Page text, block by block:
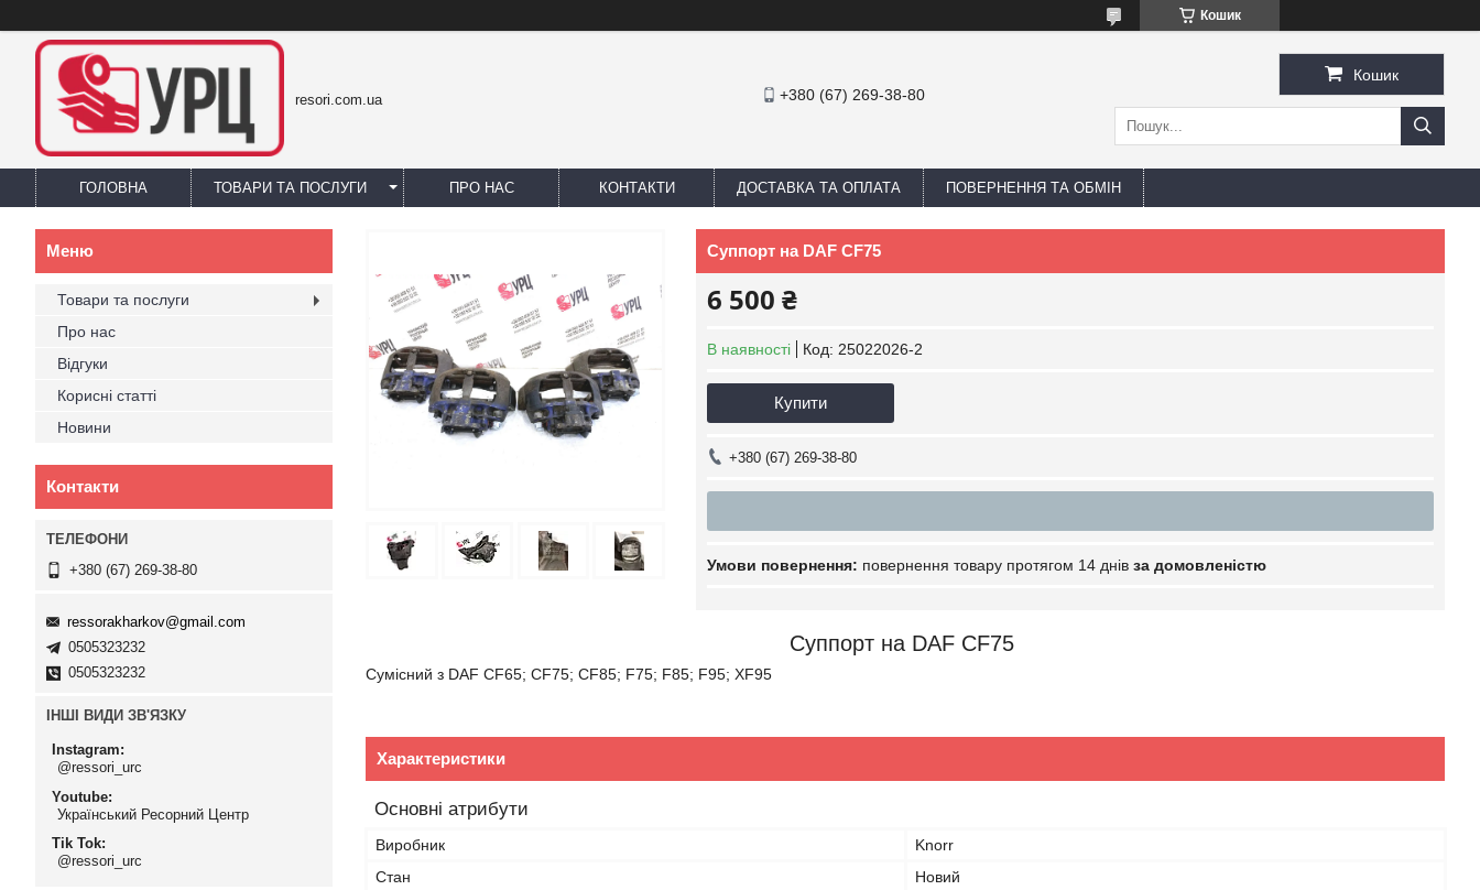
Кошик
resori.com.ua +380 (67) 269-38-80
Кошик
ГОЛОВНА ТОВАРИ ТА ПОСЛУГИ ПРО НАС КОНТАКТИ ДОСТАВКА ТА ОПЛАТА ПОВЕРНЕННЯ ТА ОБМІН
Суппорт на DAF CF75
6 500 ₴
В наявності Код: 25022026-2
Купити
+380 (67) 269-38-80
повернення товару протягом 14 днів за домовленістю
Суппорт на DAF CF75
Сумісний з DAF CF65; CF75; CF85; F75; F85; F95; XF95
Характеристики
Основні атрибути
Виробник
Knorr
Стан
Новий
Товари та послуги
Про нас
Відгуки
Корисні статті
Новини
Контакти
+380 (67) 269-38-80
ressorakharkov@gmail.com
0505323232
0505323232
ІНШІ ВИДИ ЗВ'ЯЗКУ
Instagram
@ressori_urc
Youtube
Український Ресорний Центр
Tik Tok
@ressori_urc